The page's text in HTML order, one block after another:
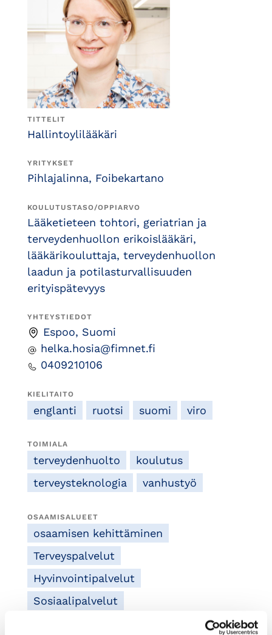
TITTELIT
Hallintoylilääkäri
YRITYKSET
Pihlajalinna, Foibekartano
KOULUTUSTASO/OPPIARVO
Lääketieteen tohtori, geriatrian ja
terveydenhuollon erikoislääkäri,
lääkärikouluttaja, terveydenhuollon
laadun ja potilasturvallisuuden
erityispätevyys
YHTEYSTIEDOT
Espoo, Suomi
helka.hosia@fimnet.fi
0409210106
KIELITAITO
englanti ruotsi suomi viro
TOIMIALA
terveydenhuolto
koulutus
terveysteknologia
vanhustyö
OSAAMISALUEET
osaamisen kehittäminen
Terveyspalvelut
Hyvinvointipalvelut
Sosiaalipalvelut